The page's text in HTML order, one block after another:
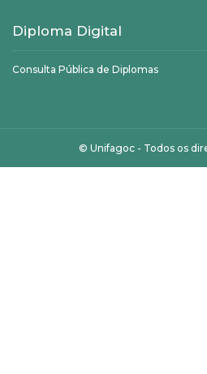
Diploma Digital
Consulta Pública de Diplomas
© Unifagoc- Todos os